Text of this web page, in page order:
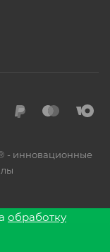
- инновационные
обработку